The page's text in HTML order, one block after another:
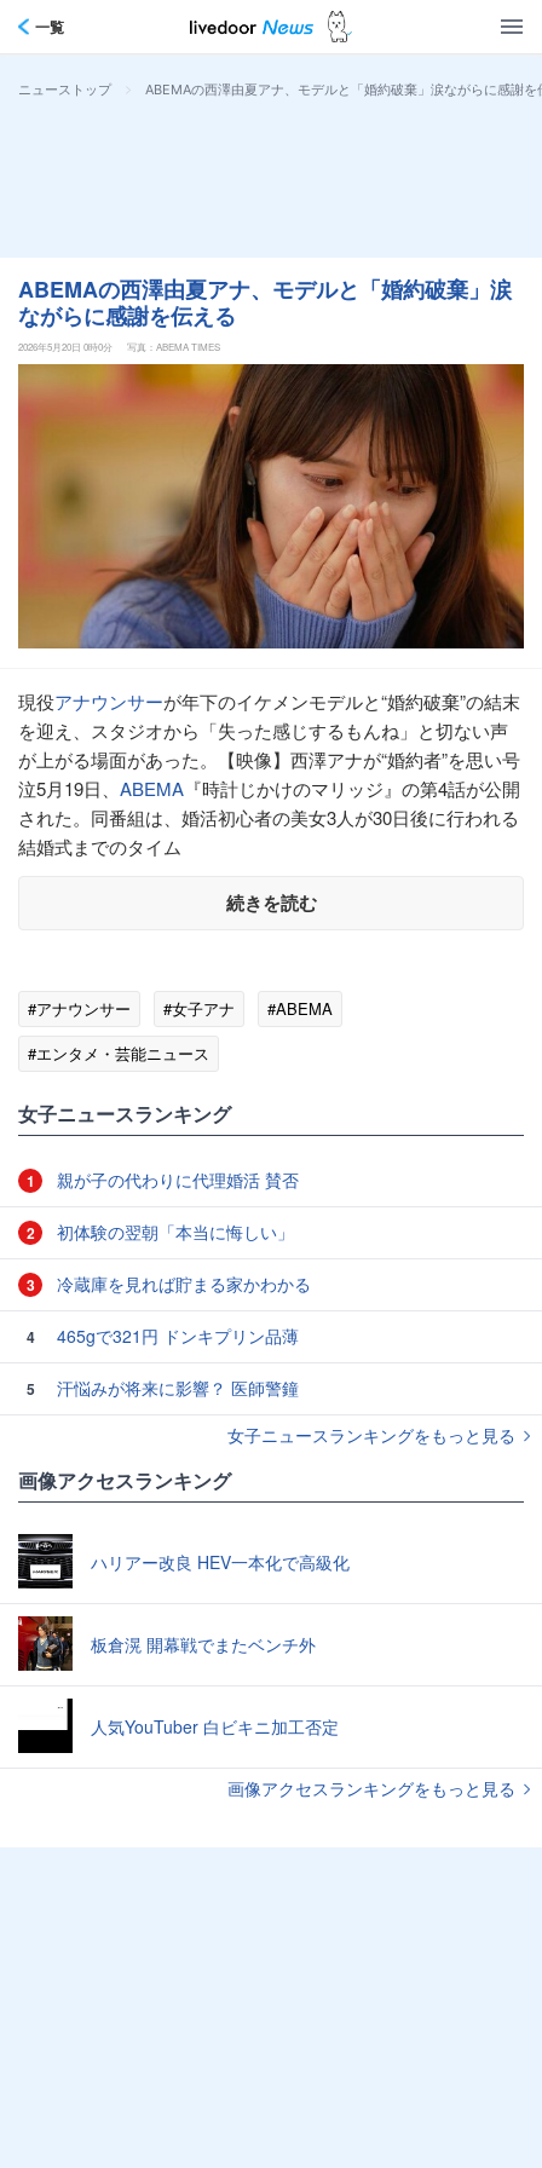
一覧
ニューストップ > ABEMAの西澤由夏アナ、モデルと「婚約破棄」涙ながらに感謝を
ABEMAの西澤由夏アナ、モデルと「婚約破棄」涙
ながらに感謝を伝える
2026年5月20日 0時0分 写真：ABEMA TIMES
現役アナウンサーが年下のイケメンモデルと“婚約破棄”の結末
を迎え、スタジオから「失った感じするもんね」と切ない声
が上がる場面があった。【映像】西澤アナが“婚約者”を思い号
泣5月19日、 ABEMA 『時計じかけのマリッジ』の第4話が公開
された。同番組は、婚活初心者の美女3人が30日後に行われる
結婚式までのタイム
続きを読む
#アナウンサー #女子アナ
#ABEMA
#エンタメ・芸能ニュース
女子ニュースランキング
1 親が子の代わりに代理婚活 賛否
2 初体験の翌朝「本当に悔しい」
3 冷蔵庫を見れば貯まる家かわかる
4 465gで321円 ドンキプリン品薄
5
汗悩みが将来に影響？ 医師警鐘
女子ニュースランキングをもっと見る
画像アクセスランキング
ハリアー改良 HEV一本化で高級化
板倉滉 開幕戦でまたベンチ外
人気YouTuber 白ビキニ加工否定
画像アクセスランキングをもっと見る